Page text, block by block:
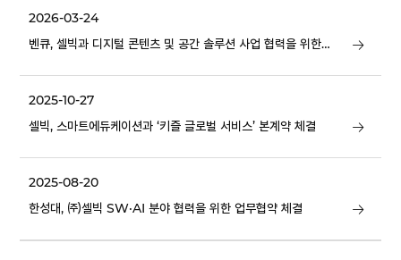
2026-03-24
벤큐, 셀빅과 디지털 콘텐츠 및 공간 솔루션 사업 협력을 위한
2025-10-27
셀빅, 스마트에듀케이션과 ‘키즐 글로벌 서비스’ 본계약 체결
2025-08-20
한성대, ㈜셀빅 SW·AI 분야 협력을 위한 업무협약 체결